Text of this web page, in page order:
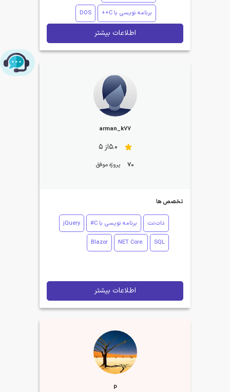
برنامه نویسی با C++ DOS
اطلاعات بیشتر
arman_k77
5.0از 5
70 پروژه موفق
تخصص ها
دات‌نت برنامه نویسی با C# jQuery
SQL
.NET Core
Blazor
اطلاعات بیشتر
p
چت با پشتیبانی پارس‌کدرز